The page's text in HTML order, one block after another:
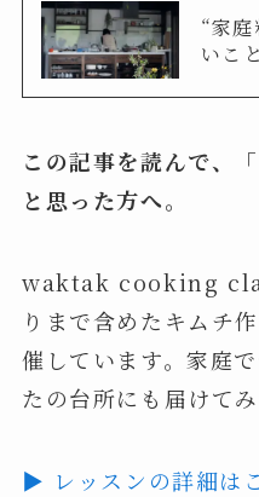
“家
いこと
この記事を読んで、
と思った方へ。
waktak cooking
りまで含めたキムチ
催しています。家庭
たの台所にも届けて
▶ レッスンの詳細は